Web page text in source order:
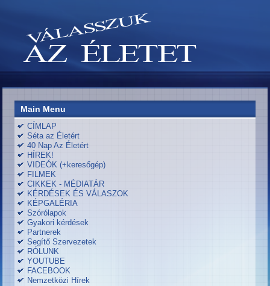
Main Menu
CÍMLAP
Séta az Életért
40 Nap Az Életért
HÍREK!
VIDEÓK (+keresőgép)
FILMEK
CIKKEK - MÉDIATÁR
KÉRDÉSEK ÉS VÁLASZOK
KÉPGALÉRIA
Szórólapok
Gyakori kérdések
Partnerek
Segítő Szervezetek
RÓLUNK
YOUTUBE
FACEBOOK
Nemzetközi Hírek